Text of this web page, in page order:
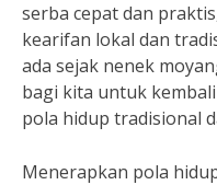
serba cepat dan
kearifan lokal dan
ada sejak nenek
bagi kita untuk
pola hidup tradisional
Menerapkan pola